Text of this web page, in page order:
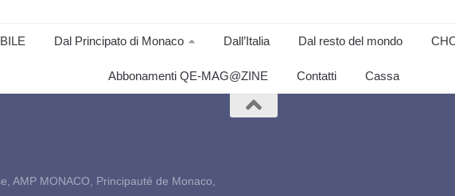
Dal Principato di Monaco Dall’Italia Dal resto del mondo
Abbonamenti QE-MAG@ZINE Contatti Cassa
AMP MONACO, Principauté de Monaco,